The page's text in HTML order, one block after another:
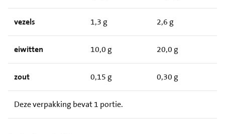
vezels 1,3 g 2,6 g
eiwitten 10,0 g 20,0 g
zout 0,15 g 0,30 g
Deze verpakking bevat 1 portie.